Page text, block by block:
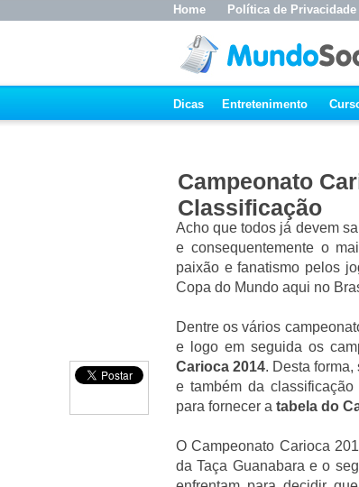
Home Política de Privacidade
Dicas Entretenimento
Campeonato
Classificação
Acho que todos já devem
e consequentemente o
paixão e fanatismo pelos
Copa do Mundo aqui no
Dentre os vários
e logo em seguida os
Carioca 2014. Desta
e também da
para fornecer a tabela do
O Campeonato Carioca
da Taça Guanabara e o